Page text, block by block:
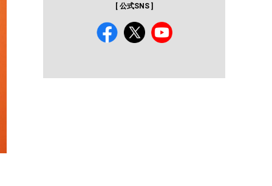
[ 公式SNS ]